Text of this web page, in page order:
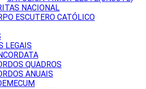
NACIONAL
ESCUTERO CATÓLICO
LEGAIS
QUADROS
ANUAIS